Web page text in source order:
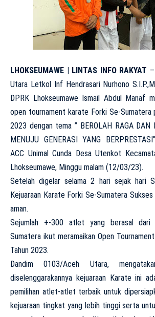
LHOKSEUMAWE | LINTAS INFO RAKYAT
Utara Letkol Inf Hendrasari Nurhono
DPRK Lhokseumawe Ismail Abdul Manaf
open tournament karate Forki Se-Sumatera
2023 dengan tema ” BEROLAH RAGA DAN
MENUJU GENERASI YANG
ACC Unimal Cunda Desa Utenkot
Lhokseumawe, Minggu malam (12/03/23).
Setelah digelar selama 2 hari sejak hari
Kejuaraan Karate Forki Se-Sumatera
aman.
Sejumlah +-300 atlet yang berasal
Sumatera ikut meramaikan Open
Tahun 2023.
Dandim 0103/Aceh Utara,
diselenggarakannya kejuaraan Karate ini
pemilihan atlet-atlet terbaik untuk
kejuaraan tingkat yang lebih tinggi serta